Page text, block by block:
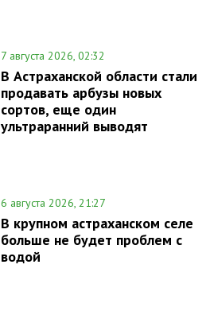
7 августа 2026, 02:32
В Астраханской области стали
продавать арбузы новых
сортов, еще один
ультраранний выводят
6 августа 2026, 21:27
В крупном астраханском селе
больше не будет проблем с
водой